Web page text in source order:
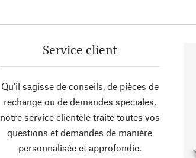
Service client
Qu’il sagisse de conseils, de pièces de
rechange ou de demandes spéciales,
notre service clientèle traite toutes vos
questions et demandes de manière
personnalisée et approfondie.